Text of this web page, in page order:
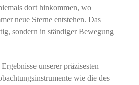
dort hinkommen, wo
neue Sterne entstehen. Das
sondern in ständiger Bewegung
unserer präzisesten
wie die des